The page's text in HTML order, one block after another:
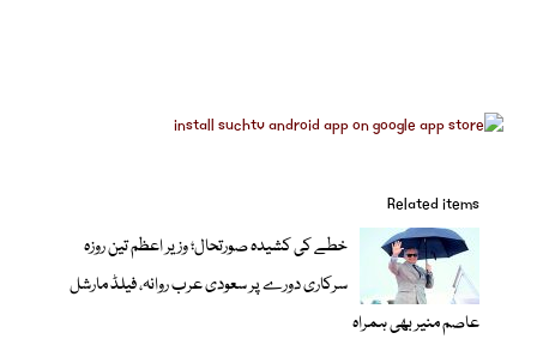
Related items
خطے کی کشیدہ صورتحال؛ وزیر اعظم تین روزہ
سرکاری دورے پر سعودی عرب روانہ، فیلڈ مارشل
عاصم منیر بھی ہمراہ